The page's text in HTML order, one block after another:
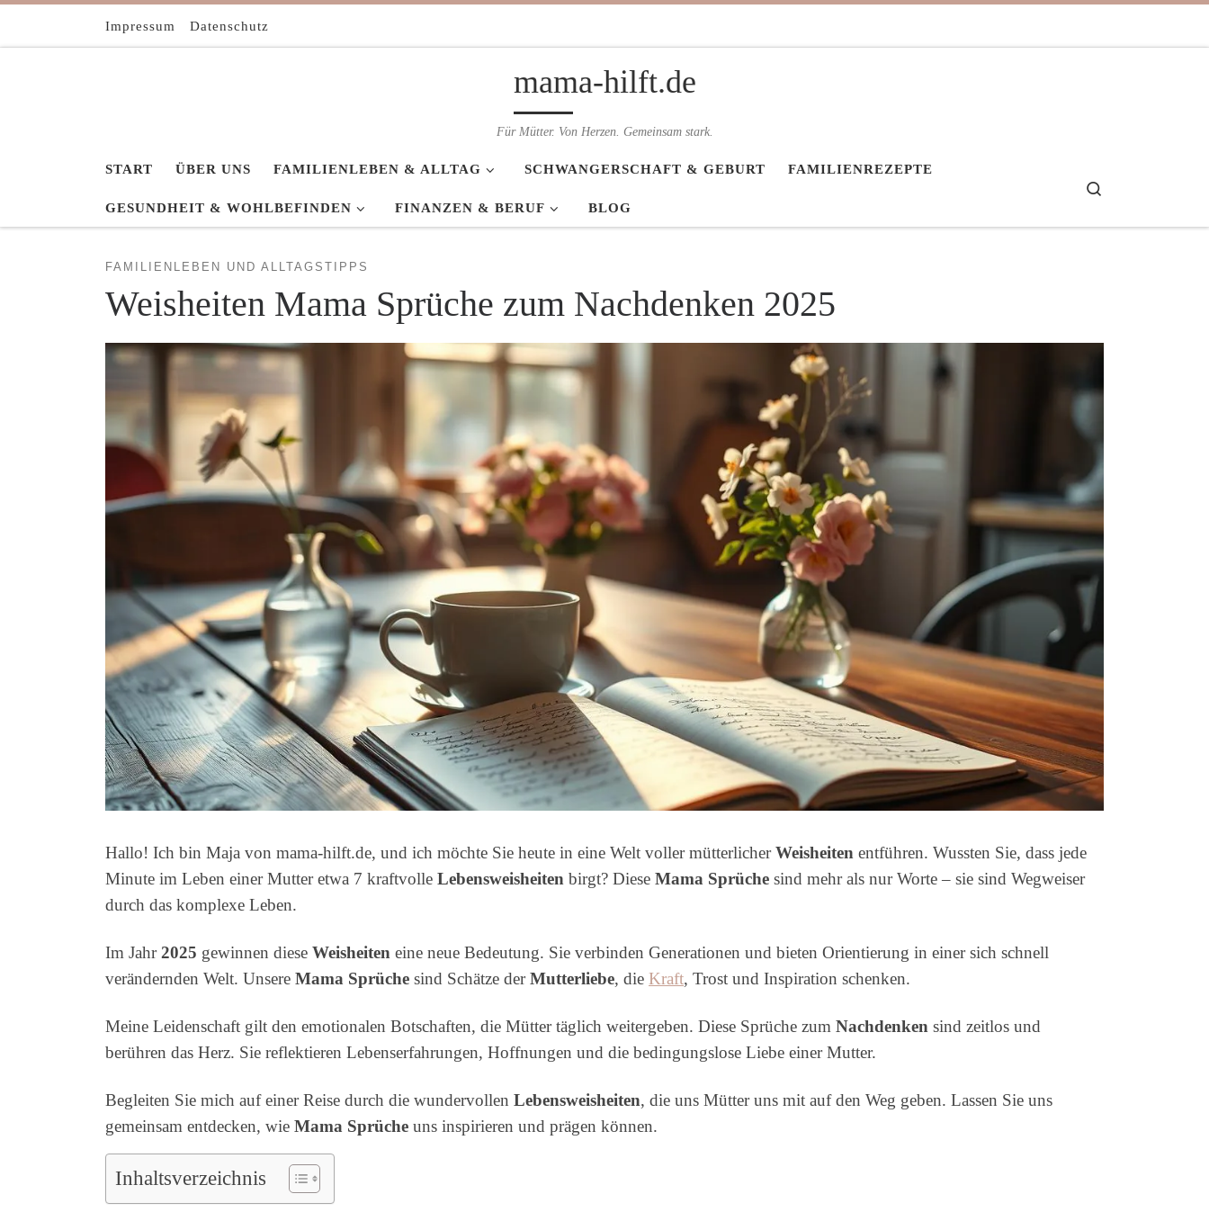
Zum Inhalt springen
Impressum Datenschutz
mama-hilft.de
Für Mütter. Von Herzen. Gemeinsam stark.
START ÜBER UNS FAMILIENLEBEN & ALLTAG SCHWANGERSCHAFT & GEBURT FAMILIENREZEPTE
GESUNDHEIT & WOHLBEFINDEN FINANZEN & BERUF BLOG
FAMILIENLEBEN UND ALLTAGSTIPPS
Weisheiten Mama Sprüche zum Nachdenken 2025
Hallo! Ich bin Maja von mama-hilft.de, und ich möchte Sie heute in eine Welt voller mütterlicherWeisheiten entführen. Wussten Sie, dass jede
Minute im Leben einer Mutter etwa 7 kraftvolle Lebensweisheiten birgt? Diese Mama Sprüche sind mehr als nur Worte – sie sind Wegweiser
durch das komplexe Leben.
Im Jahr2025 gewinnen diese Weisheiten eine neue Bedeutung. Sie verbinden Generationen und bieten Orientierung in einer sich schnell
verändernden Welt. Unsere Mama Sprüche sind Schätze derMutterliebe, die Kraft, Trost und Inspiration schenken.
Meine Leidenschaft gilt den emotionalen Botschaften, die Mütter täglich weitergeben. Diese Sprüche zum Nachdenken sind zeitlos und
berühren das Herz. Sie reflektieren Lebenserfahrungen, Hoffnungen und die bedingungslose Liebe einer Mutter.
Begleiten Sie mich auf einer Reise durch die wundervollen Lebensweisheiten, die uns Mütter uns mit auf den Weg geben. Lassen Sie uns
gemeinsam entdecken, wie Mama Sprüche uns inspirieren und prägen können.
Inhaltsverzeichnis